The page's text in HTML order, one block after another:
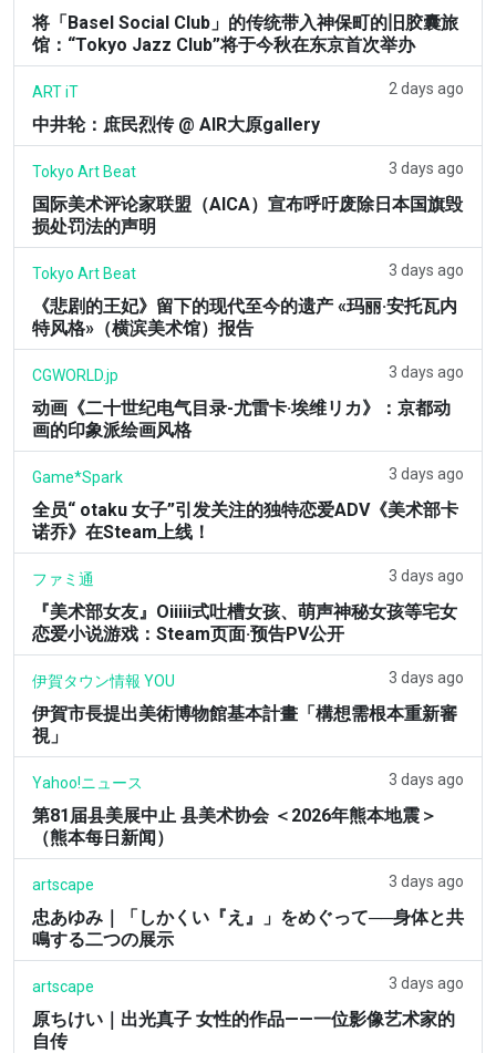
将「Basel Social Club」的传统带入神保町的旧胶囊旅
馆：“Tokyo Jazz Club”将于今秋在东京首次举办
ART iT 2 days ago
中井轮：庶民烈传 @ AIR大原gallery
Tokyo Art Beat 3 days ago
国际美术评论家联盟（AICA）宣布呼吁废除日本国旗毁
损处罚法的声明
Tokyo Art Beat 3 days ago
《悲剧的王妃》留下的现代至今的遗产 «玛丽·安托瓦内
特风格»（横滨美术馆）报告
CGWORLD.jp 3 days ago
动画《二十世纪电气目录-尤雷卡·埃维リカ》：京都动
画的印象派绘画风格
Game*Spark 3 days ago
全员“ otaku 女子”引发关注的独特恋爱ADV《美术部卡
诺乔》在Steam上线！
ファミ通 3 days ago
『美术部女友』Oiiiii式吐槽女孩、萌声神秘女孩等宅女
恋爱小说游戏：Steam页面·预告PV公开
伊賀タウン情報 YOU 3 days ago
伊賀市長提出美術博物館基本計畫「構想需根本重新審
視」
Yahoo!ニュース 3 days ago
第81届县美展中止 县美术协会 ＜2026年熊本地震＞
（熊本每日新闻）
artscape 3 days ago
忠あゆみ｜「しかくい『え』」をめぐって──身体と共
鳴する二つの展示
artscape 3 days ago
原ちけい｜出光真子 女性的作品——一位影像艺术家的
自传